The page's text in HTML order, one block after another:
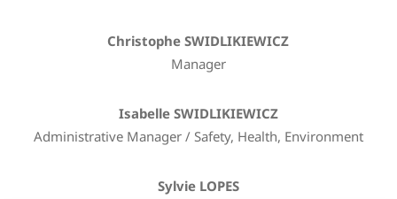
Christophe SWIDLIKIEWICZ
Manager
Isabelle SWIDLIKIEWICZ
Administrative Manager / Safety, Health, Environment
Sylvie LOPES